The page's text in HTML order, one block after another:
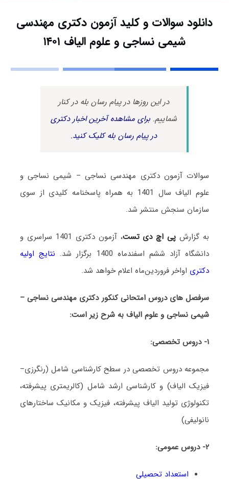
دانلود سوالات و کلید آزمون دکتری مهندسی
شیمی نساجی و علوم الیاف ۱۴۰۱
در این روزها در پیام رسان بله در کنار
شماییم.برای مشاهده آخرین اخبار دکتری
در پیام رسان بله کلیک کنید.
سوالات آزمون دکتری مهندسی نساجی – شیمی نساجی و
علوم الیاف سال 1401 به همراه پاسخنامه کلیدی از سوی
سازمان سنجش منتشر شد.
به گزارشپی اچ دی تست
، آزمون دکتری 1401 سراسری و
دانشگاه آزاد ششم اسفندماه 1400 برگزار شد.
نتایج اولیه
دکتری اواخر فروردین‌ماه اعلام خواهد شد.
سرفصل های دروس امتحانی کنکور دکتری مهندسی نساجی –
شیمی نساجی و علوم الیاف به شرح زیر است:
۱- دروس تخصصی:
مجموعه دروس تخصصی در سطح کارشناسی شامل (رنگرزی–
فیزیک الیاف) و کارشناسی ارشد شامل (کالریمتری پیشرفته،
تکنولوژی تولید الیاف پیشرفته، فیزیک و مکانیک ساختارهای
نانولیفی)
۲- دروس عمومی:
استعداد تحصیلی